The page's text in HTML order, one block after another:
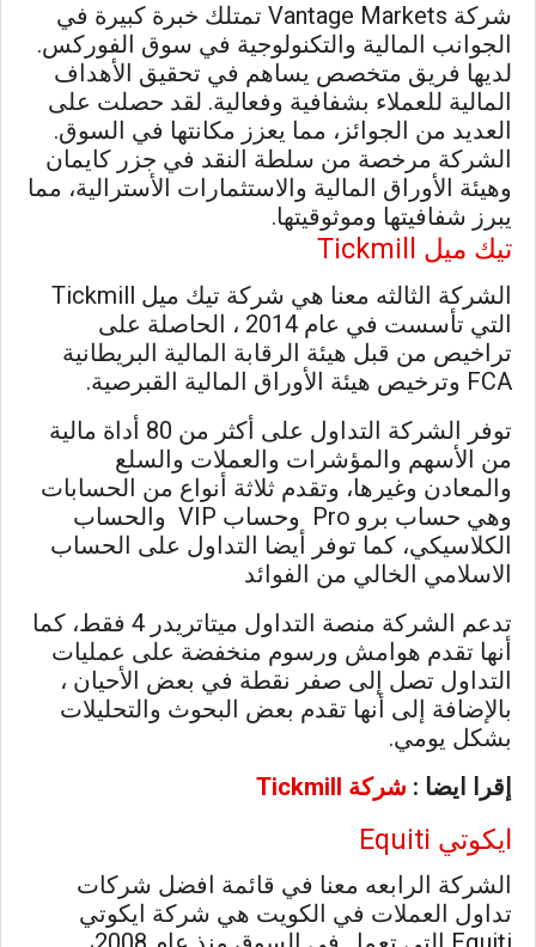
شركة Vantage Markets تمتلك خبرة كبيرة في
الجوانب المالية والتكنولوجية في سوق الفوركس.
لديها فريق متخصص يساهم في تحقيق الأهداف
المالية للعملاء بشفافية وفعالية. لقد حصلت على
العديد من الجوائز، مما يعزز مكانتها في السوق.
الشركة مرخصة من سلطة النقد في جزر كايمان
وهيئة الأوراق المالية والاستثمارات الأسترالية، مما
يبرز شفافيتها وموثوقيتها.
تيك ميل Tickmill
الشركة الثالثه معنا هي شركة تيك ميل Tickmill
التي تأسست في عام 2014 ، الحاصلة على
تراخيص من قبل هيئة الرقابة المالية البريطانية
FCA وترخيص هيئة الأوراق المالية القبرصية.
توفر الشركة التداول على أكثر من 80 أداة مالية
من الأسهم والمؤشرات والعملات والسلع
والمعادن وغيرها، وتقدم ثلاثة أنواع من الحسابات
وهي حساب برو Pro وحساب VIP والحساب
الكلاسيكي، كما توفر أيضا التداول على الحساب
الاسلامي الخالي من الفوائد
تدعم الشركة منصة التداول ميتاتريدر 4 فقط، كما
أنها تقدم هوامش ورسوم منخفضة على عمليات
التداول تصل إلى صفر نقطة في بعض الأحيان ،
بالإضافة إلى أنها تقدم بعض البحوث والتحليلات
بشكل يومي.
إقرا ايضا : شركة Tickmill
ايكوتي Equiti
الشركة الرابعه معنا في قائمة افضل شركات
تداول العملات في الكويت هي شركة ايكوتي